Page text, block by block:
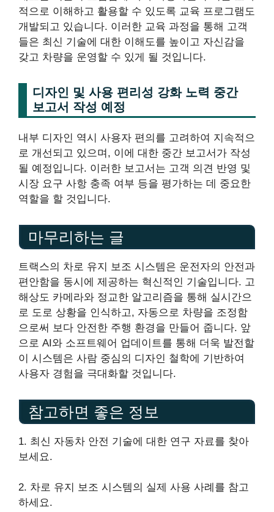
적으로 이해하고 활용할 수 있도록 교육 프로그램도
개발되고 있습니다. 이러한 교육 과정을 통해 고객
들은 최신 기술에 대한 이해도를 높이고 자신감을
갖고 차량을 운영할 수 있게 될 것입니다.
디자인 및 사용 편리성 강화 노력 중간
보고서 작성 예정
내부 디자인 역시 사용자 편의를 고려하여 지속적으
로 개선되고 있으며, 이에 대한 중간 보고서가 작성
될 예정입니다. 이러한 보고서는 고객 의견 반영 및
시장 요구 사항 충족 여부 등을 평가하는 데 중요한
역할을 할 것입니다.
마무리하는 글
트랙스의 차로 유지 보조 시스템은 운전자의 안전과
편안함을 동시에 제공하는 혁신적인 기술입니다. 고
해상도 카메라와 정교한 알고리즘을 통해 실시간으
로 도로 상황을 인식하고, 자동으로 차량을 조정함
으로써 보다 안전한 주행 환경을 만들어 줍니다. 앞
으로 AI와 소프트웨어 업데이트를 통해 더욱 발전할
이 시스템은 사람 중심의 디자인 철학에 기반하여
사용자 경험을 극대화할 것입니다.
참고하면 좋은 정보
1. 최신 자동차 안전 기술에 대한 연구 자료를 찾아
보세요.
2. 차로 유지 보조 시스템의 실제 사용 사례를 참고
하세요.